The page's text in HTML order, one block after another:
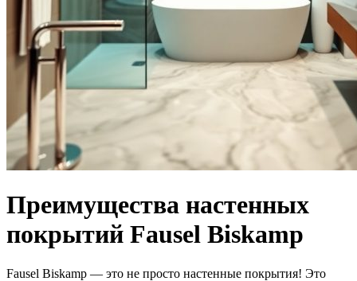
Преимущества настенных
покрытий Fausel Biskamp
Fausel Biskamp — это не просто настенные покрытия! Это